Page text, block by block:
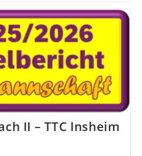
II – TTC Insheim